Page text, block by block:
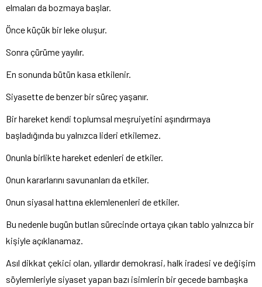
elmaları da bozmaya başlar.
Önce küçük bir leke oluşur.
Sonra çürüme yayılır.
En sonunda bütün kasa etkilenir.
Siyasette de benzer bir süreç yaşanır.
Bir hareket kendi toplumsal meşruiyetini aşındırmaya
başladığında bu yalnızca lideri etkilemez.
Onunla birlikte hareket edenleri de etkiler.
Onun kararlarını savunanları da etkiler.
Onun siyasal hattına eklemlenenleri de etkiler.
Bu nedenle bugün butlan sürecinde ortaya çıkan tablo yalnızca bir
kişiyle açıklanamaz.
Asıl dikkat çekici olan, yıllardır demokrasi, halk iradesi ve değişim
söylemleriyle siyaset yapan bazı isimlerin bir gecede bambaşka